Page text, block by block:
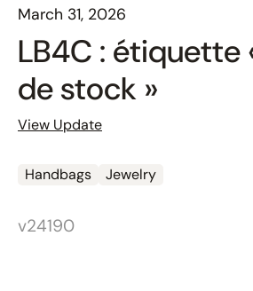
March 31, 2026
LB4C : étiquette
de stock »
View Update
Handbags Jewelry
v24190